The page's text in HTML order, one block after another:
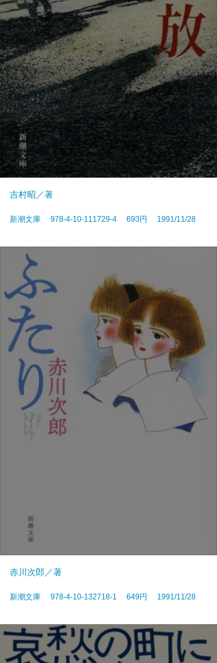
吉村昭／著
新潮文庫 978-4-10-111729-4 693円 1991/11/28
赤川次郎／著
新潮文庫 978-4-10-132718-1 649円 1991/11/28